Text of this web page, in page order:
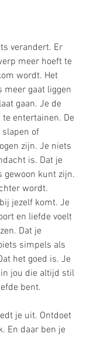
meer hoeft te
wordt. Het
meer gaat liggen
gaan. Je de
entertainen. De
slapen of
zijn. Je niets
is. Dat je
gewoon kunt zijn.
wordt.
jezelf komt. Je
en liefde voelt
Dat je
simpels als
het goed is. Je
jou die altijd stil
bent.
je uit. Ontdoet
En daar ben je